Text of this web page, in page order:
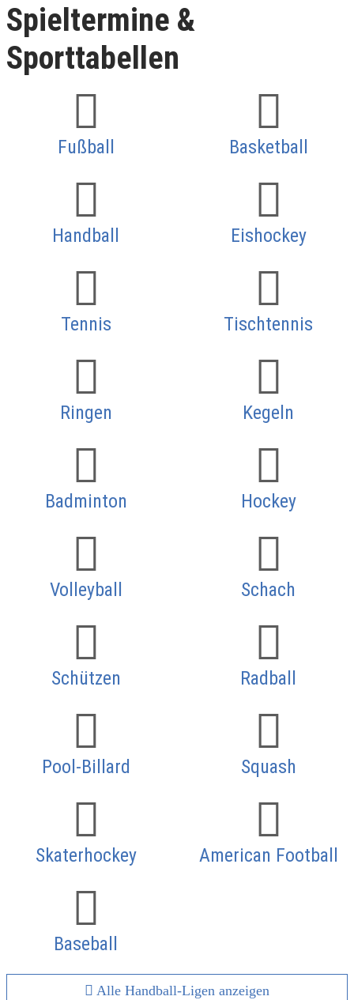
Spieltermine &
Sporttabellen
Fußball Basketball
Handball Eishockey
Tennis Tischtennis
Ringen Kegeln
Badminton Hockey
Volleyball Schach
Schützen Radball
Pool-Billard Squash
Skaterhockey American Football
Baseball
Alle Handball-Ligen anzeigen